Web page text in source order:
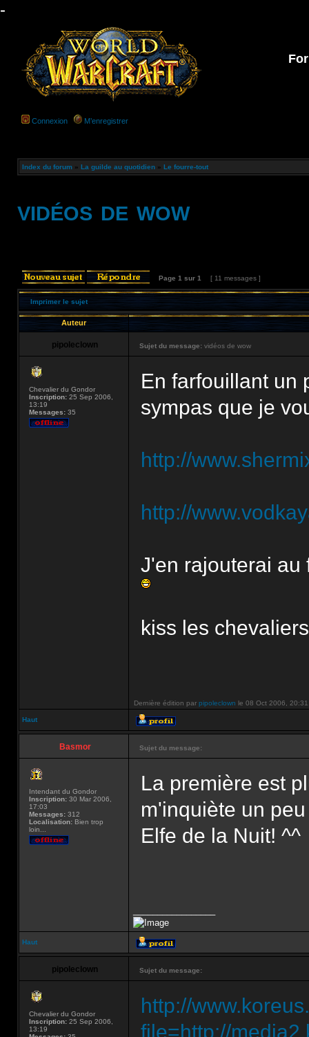
-
Connexion M’enregistrer
Index du forum » La guilde au quotidien » Le fourre-tout
vidéos de wow
Page 1 sur 1 [ 11 messages ]
Imprimer le sujet
Auteur
pipoleclown Sujet du message: vidéos de wow
Chevalier du Gondor
Inscription: 25 Sep 2006,
13:19
Messages: 35
En farfouillant un
sympas que je
http://
http://
J'en rajouterai au
kiss les
Dernière édition par pipoleclown le 08 Oct 2006,
Haut
Basmor Sujet du message:
Intendant du Gondor
Inscription: 30 Mar 2006,
17:03
Messages: 312
Localisation: Bien trop
loin...
La première est
m'inquiète un
Elfe de la Nuit! ^^
Haut
pipoleclown Sujet du message:
Chevalier du Gondor
Inscription: 25 Sep 2006,
13:19
http://
file=http://